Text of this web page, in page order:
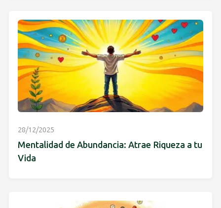
28/12/2025
Mentalidad de Abundancia: Atrae Riqueza a tu
Vida